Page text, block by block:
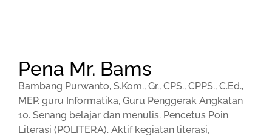
Pena Mr. Bams
Bambang Purwanto, S.Kom., Gr., CPS., CPPS., C.Ed.,
MEP. guru Informatika, Guru Penggerak Angkatan
10. Senang belajar dan menulis. Pencetus Poin
Literasi (POLITERA). Aktif kegiatan literasi,